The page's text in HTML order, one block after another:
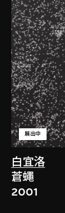
白宜洛
展出中
蒼蠅
2001